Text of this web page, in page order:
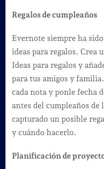
Regalos de cumpleaños
Evernote siempre ha
ideas para regalos. Crea
Ideas para regalos y
para tus amigos y
cada nota y ponle fecha
antes del cumpleaños de
capturado un posible
y cuándo hacerlo.
Planificación de